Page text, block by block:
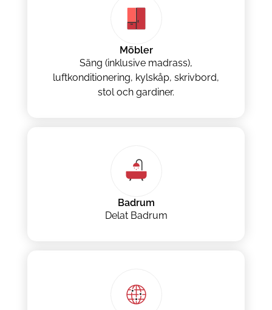
Möbler
Säng (inklusive madrass),
luftkonditionering, kylskåp, skrivbord,
stol och gardiner.
Badrum
Delat Badrum